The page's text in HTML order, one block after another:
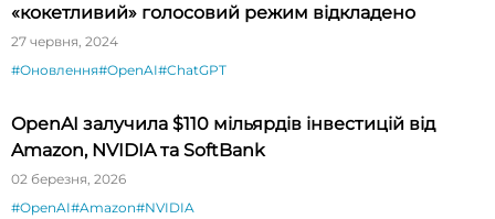
«кокетливий» голосовий режим відкладено
27 червня, 2024
#Оновлення#OpenAI#ChatGPT
OpenAI залучила $110 мільярдів інвестицій від
Amazon, NVIDIA та SoftBank
02 березня, 2026
#OpenAI#Amazon#NVIDIA